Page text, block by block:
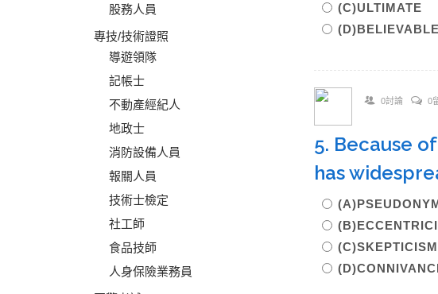
股務人員
專技/技術證照
導遊領隊
記帳士
不動產經紀人
地政士
消防設備人員
報關人員
技術士檢定
社工師
食品技師
人身保險業務員
(C)ULTIMATE
(D)BELIEVABLE
0討論 0
5. Because
has